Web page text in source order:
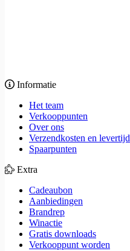
Informatie
Het team
Verkooppunten
Over ons
Verzendkosten en levertijd
Spaarpunten
Extra
Cadeaubon
Aanbiedingen
Brandrep
Winactie
Gratis downloads
Verkooppunt worden